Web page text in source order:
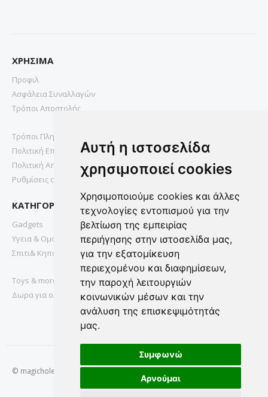
Αυτή η ιστοσελίδα
χρησιμοποιεί cookies
Χρησιμοποιούμε cookies και άλλες
τεχνολογίες εντοπισμού για την
βελτίωση της εμπειρίας
περιήγησης στην ιστοσελίδα μας,
για την εξατομίκευση
περιεχομένου και διαφημίσεων,
την παροχή λειτουργιών
κοινωνικών μέσων και την
ανάλυση της επισκεψιμότητάς
μας.
Συμφωνώ
Αρνούμαι
ΧΡΗΣΙΜΑ
Προφιλ
Ασφάλεια Συναλλαγών
Τρόποι Αποστολής
Τρόποι Πληρωμής
Πολιτική Επιστροφών
Πολιτική Απορρήτου
Ρυθμίσεις cookies
ΚΑΤΗΓΟΡΙΕΣ
Gadgets
Υγεια & Ομορφια
Σπιτι& Κηπος
Toys & more
Δωρα για ολους
© magichole.gr 2022. All Rights Reserved.